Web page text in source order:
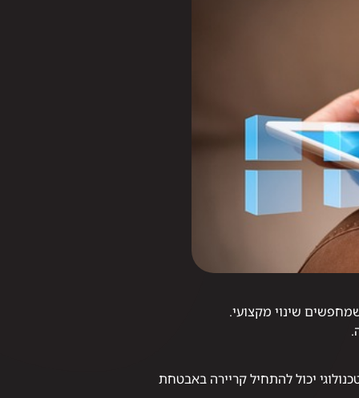
שינוי מקצועי.
יכול להתחיל קריירה באבטחת